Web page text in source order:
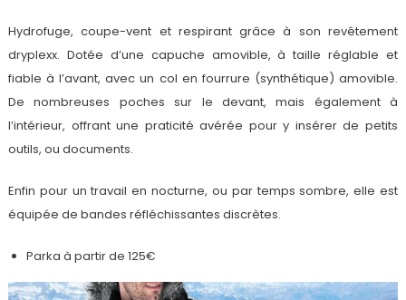
Hydrofuge, coupe-vent et respirant grâce à son revêtement
dryplexx. Dotée d’une capuche amovible, à taille réglable et
fiable à l’avant, avec un col en fourrure (synthétique) amovible.
De nombreuses poches sur le devant, mais également à
l’intérieur, offrant une praticité avérée pour y insérer de petits
outils, ou documents.
Enfin pour un travail en nocturne, ou par temps sombre, elle est
équipée de bandes réfléchissantes discrètes.
Parka à partir de 125€